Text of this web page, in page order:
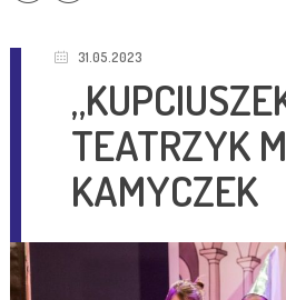
31.05.2023
TEATRZYK
KAMYCZEK